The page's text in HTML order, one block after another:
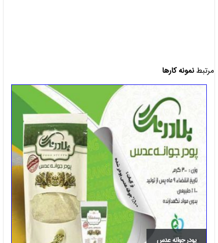
مرتبطنمونه کارها
تخم کدو